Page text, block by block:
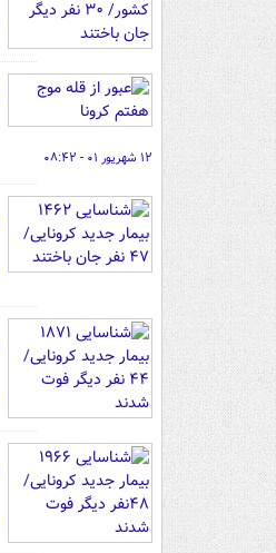
۱۲ شهریور ۰۱ - ۰۸:۴۲